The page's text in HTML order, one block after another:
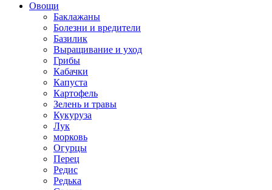
Овощи
Баклажаны
Болезни и вредители
Базилик
Выращивание и уход
Грибы
Кабачки
Капуста
Картофель
Зелень и травы
Кукуруза
Лук
морковь
Огурцы
Перец
Редис
Редька